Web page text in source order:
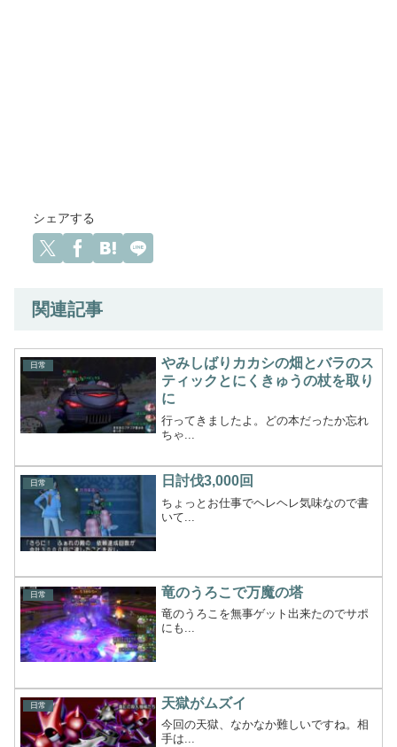
シェアする
関連記事
日常
やみしばりカカシの畑とバラのス
ティックとにくきゅうの杖を取り
に
行ってきましたよ。どの本だったか忘れ
ちゃ...
日常 日討伐3,000回
ちょっとお仕事でヘレヘレ気味なので書
いて...
日常 竜のうろこで万魔の塔
竜のうろこを無事ゲット出来たのでサポ
にも...
日常 天獄がムズイ
今回の天獄、なかなか難しいですね。相
手は...